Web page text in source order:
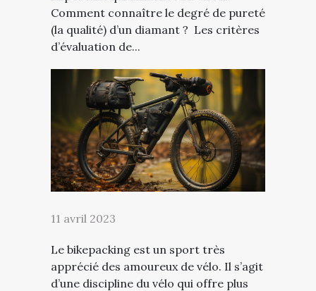
Comment connaître le degré de pureté
(la qualité) d’un diamant ? Les critères
d’évaluation de...
11 avril 2023
Le bikepacking est un sport très
apprécié des amoureux de vélo. Il s’agit
d’une discipline du vélo qui offre plus